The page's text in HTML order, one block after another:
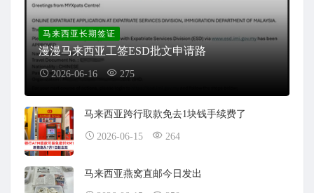
马来西亚长期签证
漫漫马来西亚工签ESD批文申请路
2026-06-16 275
马来西亚跨行取款免去1块钱手续费了
2026-06-15 264
马来西亚燕窝直邮今日发出